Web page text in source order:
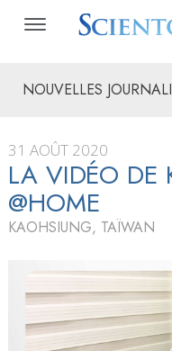
NOUVELLES
31 AOÛT 2020
LA VIDÉO DE
@HOME
KAOHSIUNG, TAÏWAN